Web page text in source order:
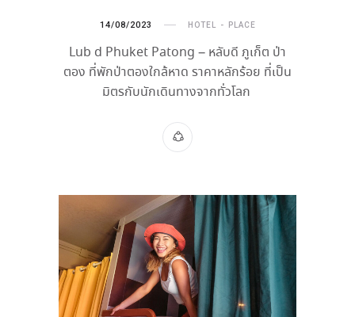
14/08/2023 HOTEL PLACE
Lub d Phuket Patong – หลับดี ภูเก็ต ป่า
ตอง ที่พักป่าตองใกล้หาด ราคาหลักร้อย ที่เป็น
มิตรกับนักเดินทางจากทั่วโลก